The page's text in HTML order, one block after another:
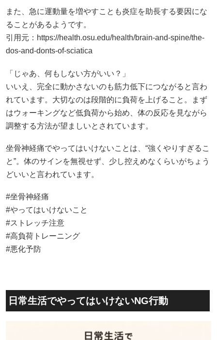
また、急に運動量を増やすことも炎症を助長する要因にな
ることがあるようです。
引用元： https://health.osu.edu/health/brain-and-spine/the-
dos-and-donts-of-sciatica
「じゃあ、何もしない方がいい？」
いいえ、完全に動かさないのも筋力低下につながると言わ
れています。大切なのは段階的に負荷を上げること。まず
はウォーキングなど低負荷から始め、体の反応を見ながら
調整する方法が望ましいとされています。
坐骨神経痛でやってはいけないことは、“強くやりすぎるこ
と”。体のサインを無視せず、少し控えめなくらいがちょう
どいいと言われています。
#坐骨神経痛
#やってはいけないこと
#ストレッチ注意
#高負荷トレーニング
#悪化予防
日常生活でやってはいけないNG行動